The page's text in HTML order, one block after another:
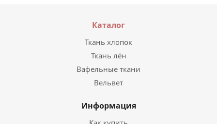
Каталог
Ткань хлопок
Ткань лён
Вафельные ткани
Вельвет
Информация